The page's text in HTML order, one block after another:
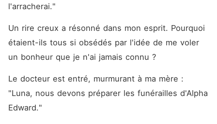
l'arracherai."
Un rire creux a résonné dans mon esprit. Pourquoi
étaient-ils tous si obsédés par l'idée de me voler
un bonheur que je n'ai jamais connu ?
Le docteur est entré, murmurant à ma mère :
"Luna, nous devons préparer les funérailles d'Alpha
Edward."